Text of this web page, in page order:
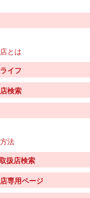
とは
イフ
検索
法
扱店検索
専用ページ